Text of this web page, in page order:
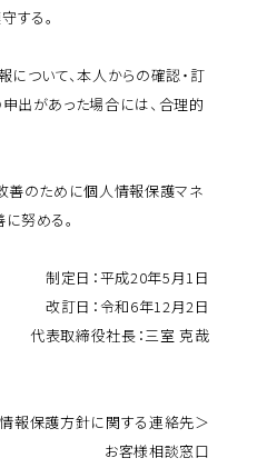
する。
ついて、本人からの確認・訂
出があった場合には、合理的
善のために個人情報保護マネ
努める。
制定日：平成20年5月1日
改訂日：令和6年12月2日
代表取締役社長：三室 克哉
報保護方針に関する連絡先＞
お客様相談窓口